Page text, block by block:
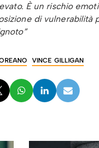
È un rischio
di vulnerabilità
VINCE GILLIGAN